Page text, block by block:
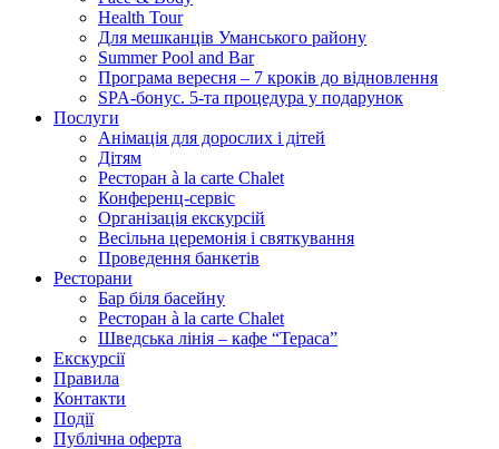
Health Tour
Для мешканців Уманського району
Summer Pool and Bar
Програма вересня – 7 кроків до відновлення
SPA-бонус. 5-та процедура у подарунок
Послуги
Анімація для дорослих і дітей
Дітям
Ресторан à la carte Chalet
Конференц-сервіс
Організація екскурсій
Весільна церемонія і святкування
Проведення банкетів
Ресторани
Бар біля басейну
Ресторан à la carte Chalet
Шведська лінія – кафе “Тераса”
Екскурсії
Правила
Контакти
Події
Публічна оферта